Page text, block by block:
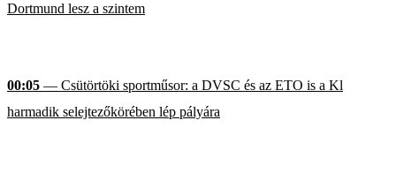
Dortmund lesz a szintem
00:05 — Csütörtöki sportműsor: a DVSC és az ETO is a Kl
harmadik selejtezőkörében lép pályára